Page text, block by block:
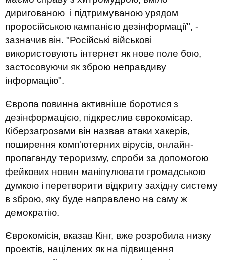
диригованою і підтримуваною урядом
проросійською кампанією дезінформації", -
зазначив він. "Російські військові
використовують інтернет як нове поле бою,
застосовуючи як зброю неправдиву
інформацію".
Європа повинна активніше боротися з
дезінформацією, підкреслив єврокомісар.
Кіберзагрозами він назвав атаки хакерів,
поширення комп'ютерних вірусів, онлайн-
пропаганду тероризму, спроби за допомогою
фейкових новин маніпулювати громадською
думкою і перетворити відкриту західну систему
в зброю, яку буде направлено на саму ж
демократію.
Єврокомісія, вказав Кінг, вже розробила низку
проектів, націлених як на підвищення